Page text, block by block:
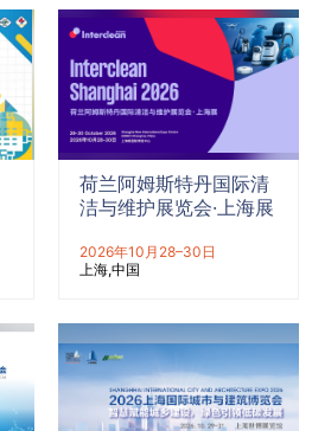
荷兰阿姆斯特丹国际清
洁与维护展览会·上海展
2026年10月28–30日
上海 中国